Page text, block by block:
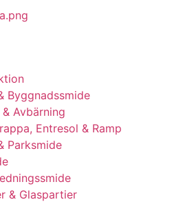
Byggnadssmide
Avbärning
Entresol & Ramp
Parksmide
& Glaspartier